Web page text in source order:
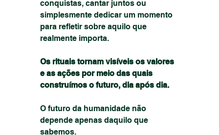
conquistas, cantar juntos ou
simplesmente dedicar um momento
para refletir sobre aquilo que
realmente importa.
Os rituais tornam visíveis os valores
e as ações por meio das quais
construímos o futuro, dia após dia.
O futuro da humanidade não
depende apenas daquilo que
sabemos.